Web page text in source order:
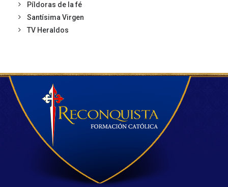
Píldoras de la fé
Santísima Virgen
TV Heraldos